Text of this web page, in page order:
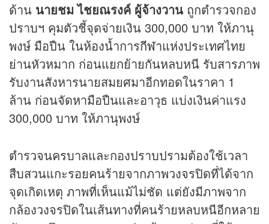
ด้าน นายชม ไชยณรงค์ ผู้จ้างวาน ถูกตำรวจกอง
ปราบฯ คุมตัวชี้จุดจ่ายเงิน 300,000 บาท ให้ภานุ
พงษ์ มือปืน ในห้องน้ำการกีฬาแห่งประเทศไทย
ย่านหัวหมาก ก่อนแยกย้ายกันหลบหนี รับสารภาพ
รับงานสังหารนายสมยศมาอีกทอดในราคา 1
ล้าน ก่อนจัดหามือปืนและอาวุธ แบ่งเงินค่าแรง
300,000 บาท ให้ภานุพงษ์
ตำรวจนครบาลและกองปราบปรามต้องใช้เวลา
สืบสวนแกะรอยคนร้ายจากภาพวงจรปิดที่ได้จาก
จุดเกิดเหตุ ภาพที่เห็นแม้ไม่ชัด แต่ยังมีภาพจาก
กล้องวงจรปิดในเส้นทางที่คนร้ายหลบหนีอีกหลาย